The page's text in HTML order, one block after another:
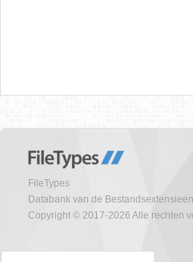
FileTypes
Databank van de
Copyright © 2017-2026 Alle rechten